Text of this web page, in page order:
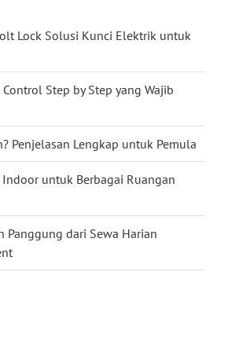
Lock Solusi Kunci Elektrik untuk
Control Step by Step yang Wajib
Penjelasan Lengkap untuk Pemula
untuk Berbagai Ruangan
Panggung dari Sewa Harian